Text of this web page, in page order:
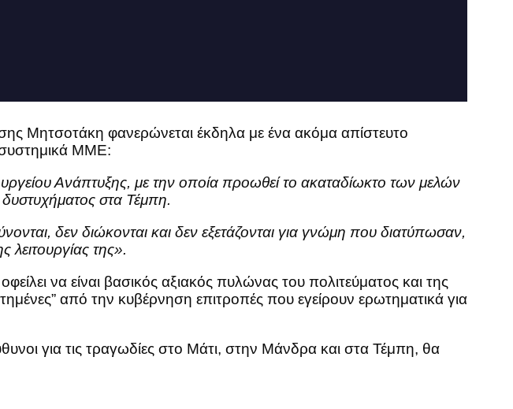
Μητσοτάκη φανερώνεται έκδηλα με ένα ακόμα απίστευτο
MME:
Ανάπτυξης, με την οποία προωθεί το ακαταδίωκτο των μελών
στα Τέμπη.
δεν διώκονται και δεν εξετάζονται για γνώμη που διατύπωσαν,
της».
να είναι βασικός αξιακός πυλώνας του πολιτεύματος και της
από την κυβέρνηση επιτροπές που εγείρουν ερωτηματικά για
για τις τραγωδίες στο Μάτι, στην Μάνδρα και στα Τέμπη, θα